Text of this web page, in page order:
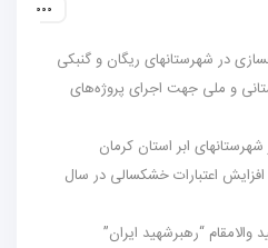
در شهرستانهای ریگان و گنبکی
و ملی جهت اجرای پروژه‌های
ابر استان کرمان
اعتبارات خشکسالی در سال
“رهبرشهید ایران”